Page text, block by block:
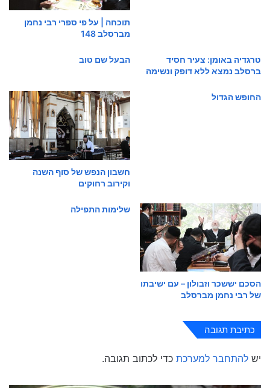
תוכחה | על פי ספרי רבי נחמן
מברסלב 148
טרגדיה באומן: צעיר חסיד
ברסלב נמצא ללא דופק ונשימה
הבעל שם טוב
החופש הגדול
חשבון הנפש של סוף השנה
וקירוב רחוקים
הסכם יששכר וזבולון – עם ישיבתו
של רבי נחמן מברסלב
שלימות התפילה
כתיבת תגובה
יש להתחבר למערכת כדי לכתוב תגובה.